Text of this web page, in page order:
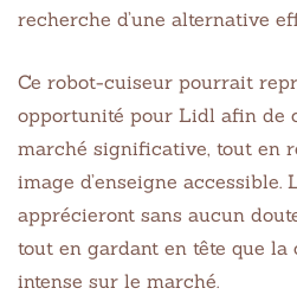
recherche d’une alternative
Ce robot-cuiseur pourrait
opportunité pour Lidl afin de
marché significative, tout en
image d’enseigne accessible.
apprécieront sans aucun
tout en gardant en tête que la
intense sur le marché.